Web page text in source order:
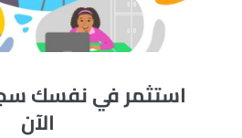
استثمر في نفسك
الآن